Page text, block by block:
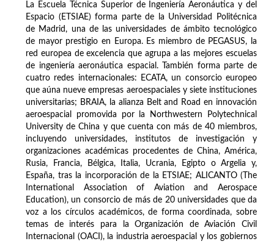
La Escuela Técnica Superior de Ingeniería Aeronáutica y del
Espacio (ETSIAE) forma parte de la Universidad Politécnica
de Madrid, una de las universidades de ámbito tecnológico
de mayor prestigio en Europa. Es miembro de PEGASUS, la
red europea de excelencia que agrupa a las mejores escuelas
de ingeniería aeronáutica espacial. También forma parte de
cuatro redes internacionales: ECATA, un consorcio europeo
que aúna nueve empresas aeroespaciales y siete instituciones
universitarias; BRAIA, la alianza Belt and Road en innovación
aeroespacial promovida por la Northwestern Polytechnical
University de China y que cuenta con más de 40 miembros,
incluyendo universidades, institutos de investigación y
organizaciones académicas procedentes de China, América,
Rusia, Francia, Bélgica, Italia, Ucrania, Egipto o Argelia y,
España, tras la incorporación de la ETSIAE; ALICANTO (The
International Association of Aviation and Aerospace
Education), un consorcio de más de 20 universidades que da
voz a los círculos académicos, de forma coordinada, sobre
temas de interés para la Organización de Aviación Civil
Internacional (OACI), la industria aeroespacial y los gobiernos